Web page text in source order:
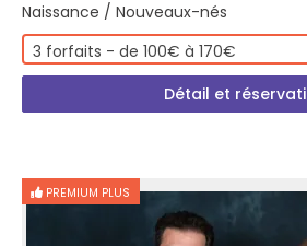
Naissance / Nouveaux-nés
3 forfaits - de 100€ à 170€
Détail et
PREMIUM PLUS